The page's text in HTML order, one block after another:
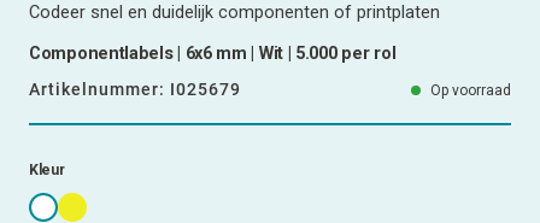
Codeer snel en duidelijk componenten of printplaten
Componentlabels | 6x6 mm | Wit | 5.000 per rol
Artikelnummer: I025679 Op voorraad
Kleur